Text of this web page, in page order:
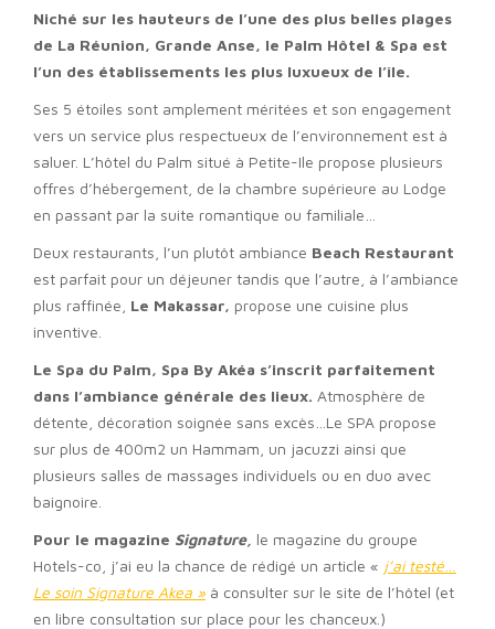
Niché sur les hauteurs de l’une des plus belles plages
de La Réunion, Grande Anse, le Palm Hôtel & Spa est
l’un des établissements les plus luxueux de l’île.
Ses 5 étoiles sont amplement méritées et son engagement
vers un service plus respectueux de l’environnement est à
saluer. L’hôtel du Palm situé à Petite-Ile propose plusieurs
offres d’hébergement, de la chambre supérieure au Lodge
en passant par la suite romantique ou familiale…
Deux restaurants, l’un plutôt ambiance Beach Restaurant
est parfait pour un déjeuner tandis que l’autre, à l’ambiance
plus raffinée, Le Makassar, propose une cuisine plus
inventive.
Le Spa du Palm, Spa By Akéa s’inscrit parfaitement
dans l’ambiance générale des lieux. Atmosphère de
détente, décoration soignée sans excès…Le SPA propose
sur plus de 400m2 un Hammam, un jacuzzi ainsi que
plusieurs salles de massages individuels ou en duo avec
baignoire.
Pour le magazine Signature, le magazine du groupe
Hotels-co, j’ai eu la chance de rédigé un article « j’ai testé…
Le soin Signature Akea » à consulter sur le site de l’hôtel (et
en libre consultation sur place pour les chanceux.)